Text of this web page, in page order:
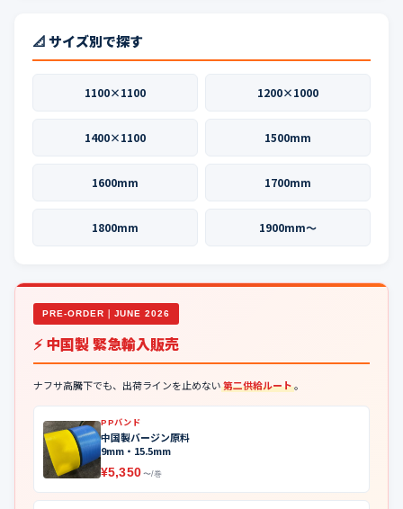
📐 サイズ別で探す
1100×1100 1200×1000
1400×1100 1500mm
1600mm 1700mm
1800mm 1900mm〜
PRE-ORDER｜JUNE 2026
⚡ 中国製 緊急輸入販売
ナフサ高騰下でも、出荷ラインを止めない第二供給ルート。
PPバンド
中国製バージン原料
9mm・15.5mm
¥5,350 〜/巻